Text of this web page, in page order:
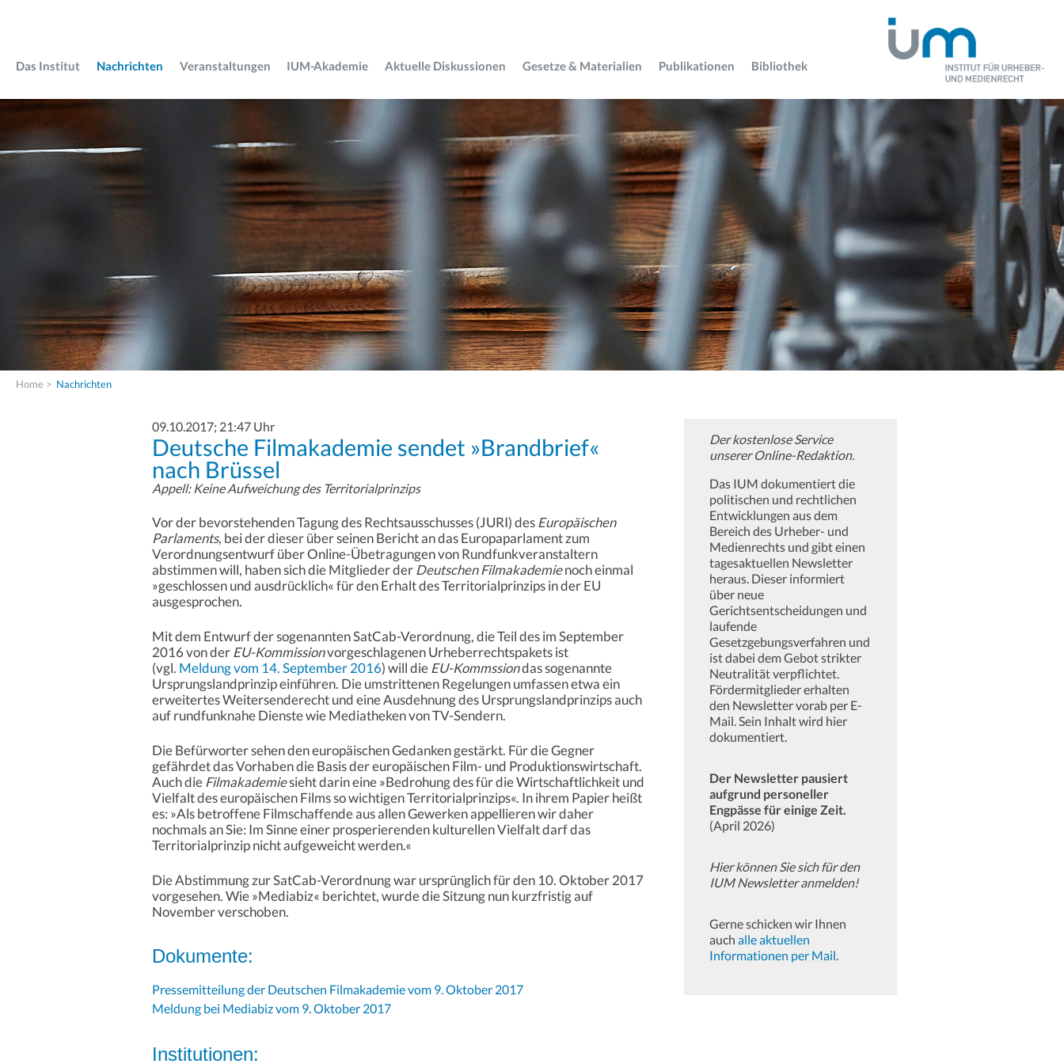
Das Institut Nachrichten Veranstaltungen IUM-Akademie Aktuelle Diskussionen Gesetze & Materialien Publikationen Bibliothek
Home > Nachrichten
09.10.2017; 21:47 Uhr
Deutsche Filmakademie sendet »Brandbrief«
nach Brüssel
Appell: Keine Aufweichung des Territorialprinzips
Vor der bevorstehenden Tagung des Rechtsausschusses (JURI) desEuropäischen
Parlaments, bei der dieser über seinen Bericht an das Europaparlament zum
Verordnungsentwurf über Online-Übetragungen von Rundfunkveranstaltern
abstimmen will, haben sich die Mitglieder derDeutschen Filmakademienoch einmal
»geschlossen und ausdrücklich« für den Erhalt des Territorialprinzips in der EU
ausgesprochen.
Mit dem Entwurf der sogenannten SatCab-Verordnung, die Teil des im September
2016 von derEU-Kommissionvorgeschlagenen Urheberrechtspakets ist
(vgl. Meldung vom 14. September 2016) will dieEU-Kommssiondas sogenannte
Ursprungslandprinzip einführen. Die umstrittenen Regelungen umfassen etwa ein
erweitertes Weitersenderecht und eine Ausdehnung des Ursprungslandprinzips auch
auf rundfunknahe Dienste wie Mediatheken von TV-Sendern.
Die Befürworter sehen den europäischen Gedanken gestärkt. Für die Gegner
gefährdet das Vorhaben die Basis der europäischen Film- und Produktionswirtschaft.
Auch dieFilmakademiesieht darin eine »Bedrohung des für die Wirtschaftlichkeit und
Vielfalt des europäischen Films so wichtigen Territorialprinzips«. In ihrem Papier heißt
es: »Als betroffene Filmschaffende aus allen Gewerken appellieren wir daher
nochmals an Sie: Im Sinne einer prosperierenden kulturellen Vielfalt darf das
Territorialprinzip nicht aufgeweicht werden.«
Die Abstimmung zur SatCab-Verordnung war ursprünglich für den 10. Oktober 2017
vorgesehen. Wie »Mediabiz« berichtet, wurde die Sitzung nun kurzfristig auf
November verschoben.
Dokumente:
Pressemitteilung der Deutschen Filmakademie vom 9. Oktober 2017
Meldung bei Mediabiz vom 9. Oktober 2017
Institutionen:
Der kostenlose Service
unserer Online-Redaktion.
Das IUM dokumentiert die
politischen und rechtlichen
Entwicklungen aus dem
Bereich des Urheber- und
Medienrechts und gibt einen
tagesaktuellen Newsletter
heraus. Dieser informiert
über neue
Gerichtsentscheidungen und
laufende
Gesetzgebungsverfahren und
ist dabei dem Gebot strikter
Neutralität verpflichtet.
Fördermitglieder erhalten
den Newsletter vorab per E-
Mail. Sein Inhalt wird hier
dokumentiert.
Der Newsletter pausiert
aufgrund personeller
Engpässe für einige Zeit.
(April 2026)
Hier können Sie sich für den
IUM Newsletter anmelden!
Gerne schicken wir Ihnen
auch alle aktuellen
Informationen per Mail.